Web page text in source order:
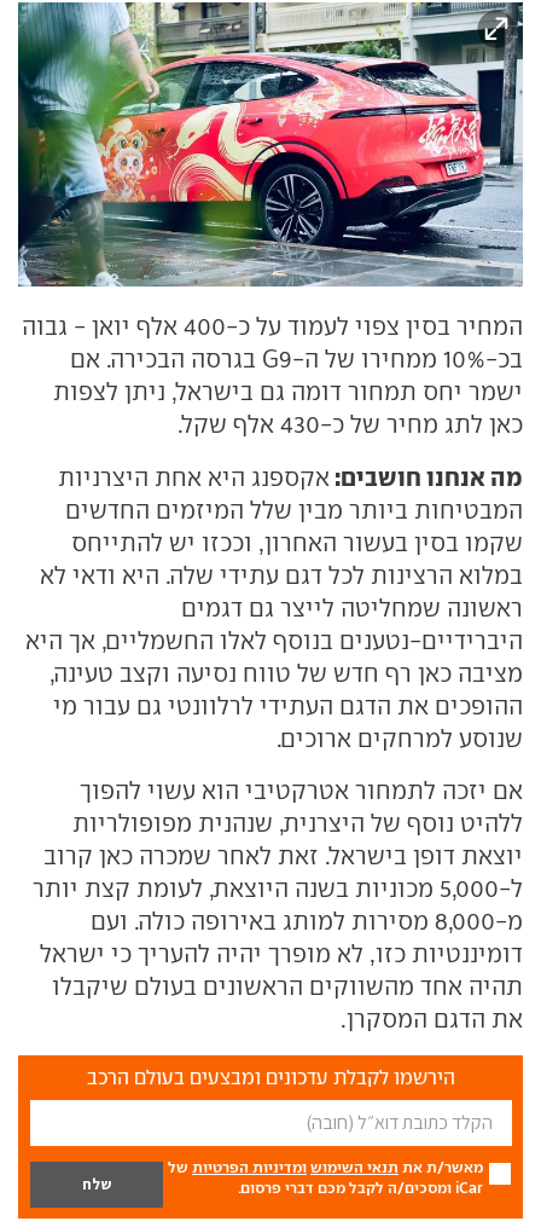
המחיר בסין צפוי לעמוד על כ-400 אלף יואן - גבוה
בכ-10% ממחירו של ה-G9 בגרסה הבכירה. אם
ישמר יחס תמחור דומה גם בישראל, ניתן לצפות
כאן לתג מחיר של כ-430 אלף שקל.
מה אנחנו חושבים: אקספנג היא אחת היצרניות
המבטיחות ביותר מבין שלל המיזמים החדשים
שקמו בסין בעשור האחרון, וככזו יש להתייחס
במלוא הרצינות לכל דגם עתידי שלה. היא ודאי לא
ראשונה שמחליטה לייצר גם דגמים
היברידיים-נטענים בנוסף לאלו החשמליים, אך היא
מציבה כאן רף חדש של טווח נסיעה וקצב טעינה,
ההופכים את הדגם העתידי לרלוונטי גם עבור מי
שנוסע למרחקים ארוכים.
אם יזכה לתמחור אטרקטיבי הוא עשוי להפוך
ללהיט נוסף של היצרנית, שנהנית מפופולריות
יוצאת דופן בישראל. זאת לאחר שמכרה כאן קרוב
ל-5,000 מכוניות בשנה היוצאת, לעומת קצת יותר
מ-8,000 מסירות למותג באירופה כולה. ועם
דומיננטיות כזו, לא מופרך יהיה להעריך כי ישראל
תהיה אחד מהשווקים הראשונים בעולם שיקבלו
את הדגם המסקרן.
הירשמו לקבלת עדכונים ומבצעים בעולם הרכב
מאשר/ת את תנאי השימוש ומדיניות הפרטיות של
iCar ומסכים/ה לקבל מכם דברי פרסום.